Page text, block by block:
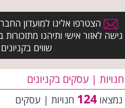
הצטרפו אלינו למועדון
גישה לאזור אישי ותיהנו מתזכורות
שווים
חנויות | עסקים בקניונים
נמצאו 124 חנויות | עסקים